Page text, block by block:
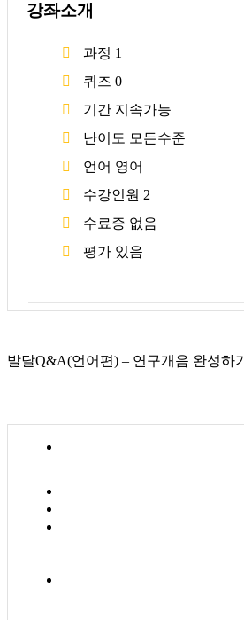
발달Q&A(언어편) – 연구개음 완성하기
강좌소개
과정 1
퀴즈 0
기간 지속가능
난이도 모든수준
언어 영어
수강인원 2
수료증 없음
평가 있음